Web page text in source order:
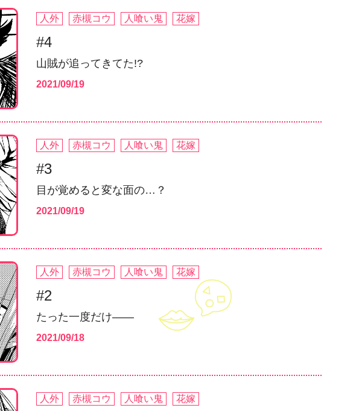
人外 赤槻コウ 人喰い鬼 花嫁
#4
山賊が追ってきてた!?
2021/09/19
人外 赤槻コウ 人喰い鬼 花嫁
#3
目が覚めると変な面の…？
2021/09/19
人外 赤槻コウ 人喰い鬼 花嫁
#2
たった一度だけ――
2021/09/18
人外 赤槻コウ 人喰い鬼 花嫁